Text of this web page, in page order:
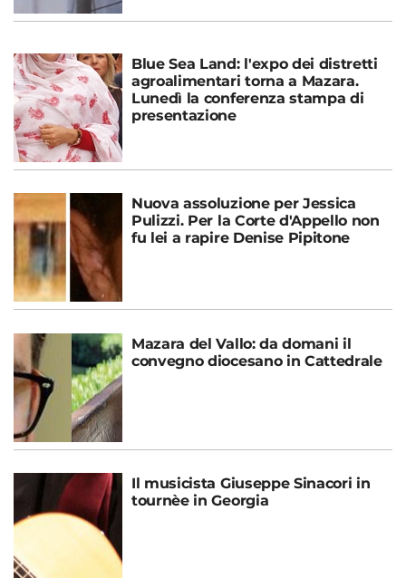
Blue Sea Land: l'expo dei distretti
agroalimentari torna a Mazara.
Lunedì la conferenza stampa di
presentazione
Nuova assoluzione per Jessica
Pulizzi. Per la Corte d'Appello non
fu lei a rapire Denise Pipitone
Mazara del Vallo: da domani il
convegno diocesano in Cattedrale
Il musicista Giuseppe Sinacori in
tournèe in Georgia